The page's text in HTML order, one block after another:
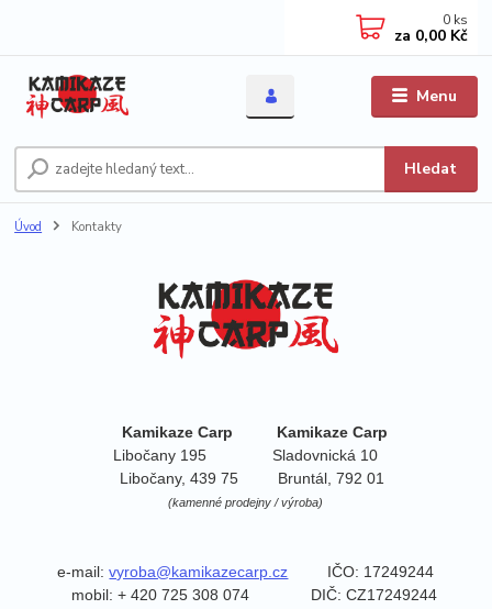
Menu
Hledat
0 ks
za 0,00 Kč
Úvod Kontakty
Kamikaze Carp Kamikaze Carp
Libočany 195 Sladovnická 10
Libočany, 439 75 Bruntál, 792 01
(kamenné prodejny / výroba)
e-mail:vyroba@kamikazecarp.cz IČO: 17249244
mobil: + 420 725 308 074
DIČ: CZ17249244